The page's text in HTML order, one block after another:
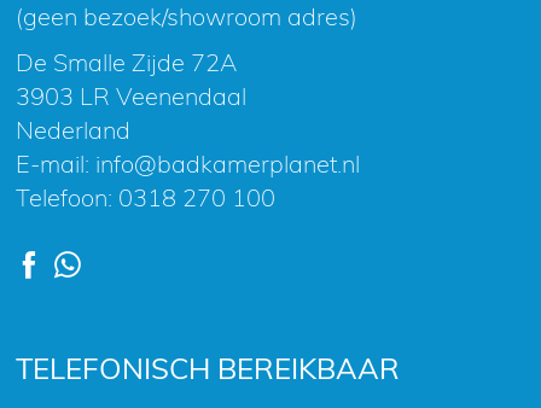
(geen bezoek/showroom adres)
De Smalle Zijde 72A
3903 LR Veenendaal
Nederland
E-mail: info@badkamerplanet.nl
Telefoon: 0318 270 100
TELEFONISCH BEREIKBAAR